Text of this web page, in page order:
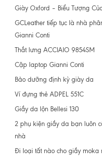
Giày Oxford – Biểu Tượng
GCLeather tiếp tục là nhà
Gianni Conti
Thắt lưng ACCIAIO 9854SM
Cặp laptop Gianni Conti
Bảo dưỡng định kỳ giày da
Ví đựng thẻ ADPEL 551C
Giầy da lộn Bellesi 130
2 phụ kiện giầy da bạn luôn
nhà
Đi loại tất nào cho giầy moka